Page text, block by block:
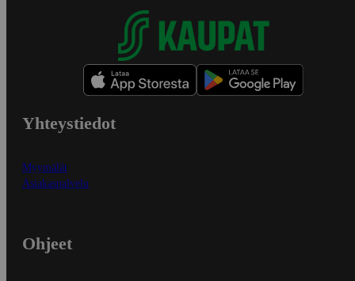
Yhteystiedot
Myymälät
Asiakaspalvelu
Ohjeet